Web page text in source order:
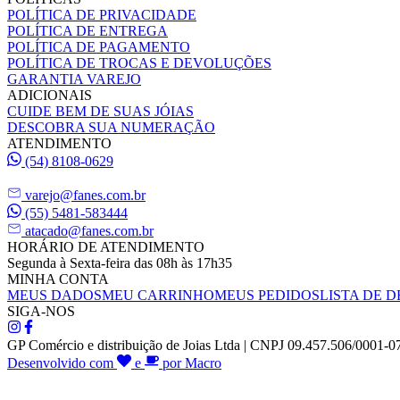
POLÍTICA DE PRIVACIDADE
POLÍTICA DE ENTREGA
POLÍTICA DE PAGAMENTO
POLÍTICA DE TROCAS E DEVOLUÇÕES
GARANTIA VAREJO
ADICIONAIS
CUIDE BEM DE SUAS JÓIAS
DESCOBRA SUA NUMERAÇÃO
ATENDIMENTO
(54) 8108-0629
varejo@fanes.com.br
(55) 5481-583444
atacado@fanes.com.br
HORÁRIO DE ATENDIMENTO
Segunda à Sexta-feira das 08h às 17h35
MINHA CONTA
MEUS DADOSMEU CARRINHOMEUS PEDIDOSLISTA DE
SIGA-NOS
GP Comércio e distribuição de Joias Ltda | CNPJ 09.457.506/0001-
Desenvolvido com
e por Macro